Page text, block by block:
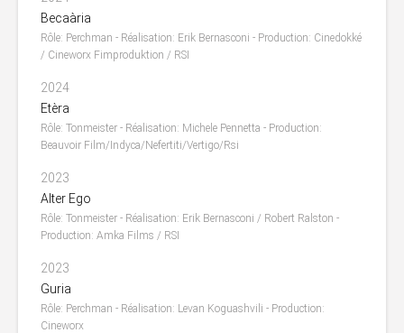
Becaària
Rôle: Perchman - Réalisation: Erik Bernasconi - Production: Cinedokké
/ Cineworx Fimproduktion / RSI
2024
Etèra
Rôle: Tonmeister - Réalisation: Michele Pennetta - Production:
Beauvoir Film/Indyca/Nefertiti/Vertigo/Rsi
2023
Alter Ego
Rôle: Tonmeister - Réalisation: Erik Bernasconi / Robert Ralston -
Production: Amka Films / RSI
2023
Guria
Rôle: Perchman - Réalisation: Levan Koguashvili - Production:
Cineworx